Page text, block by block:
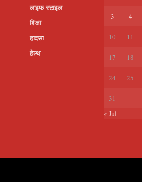
लाइफ स्टाइल
शिक्षा
हादसा
हेल्थ
3 4
10 11
17 18
24 25
31
« Jul